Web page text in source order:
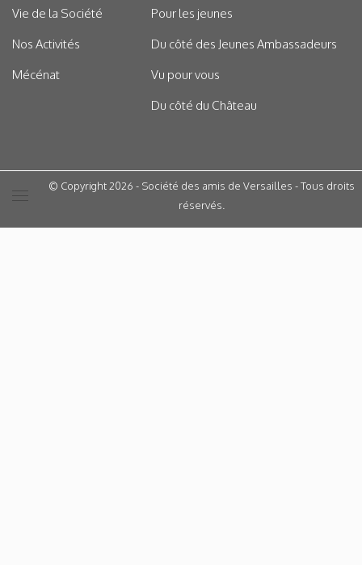
Vie de la Société
Nos Activités
Mécénat
Pour les jeunes
Du côté des Jeunes Ambassadeurs
Vu pour vous
Du côté du Château
© Copyright 2026 - Société des amis de Versailles - Tous droits
réservés.